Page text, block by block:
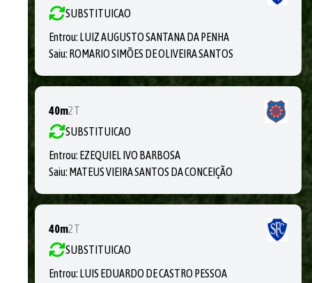
SUBSTITUICAO
Entrou: LUIZ AUGUSTO SANTANA DA PENHA
Saiu: ROMARIO SIMÕES DE OLIVEIRA SANTOS
40m2T
SUBSTITUICAO
Entrou: EZEQUIEL IVO BARBOSA
Saiu: MATEUS VIEIRA SANTOS DA CONCEIÇÃO
40m2T
SUBSTITUICAO
Entrou: LUIS EDUARDO DE CASTRO PESSOA